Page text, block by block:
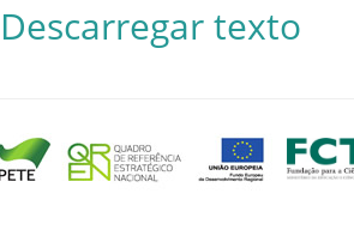
Descarregar texto